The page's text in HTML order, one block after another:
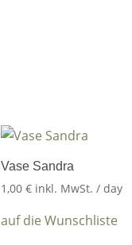
Vase Sandra
1,00 € inkl. MwSt. / day
auf die Wunschliste